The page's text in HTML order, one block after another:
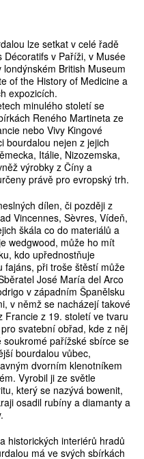
lze setkat v celé řadě
v Paříži, v Musée
British Museum
of the History of Medicine a
expozicích.
minulého století se
Reného Martineta ze
nebo Vivy Kingové
bourdalou nejen z jejich
Itálie, Nizozemska,
výrobky z Číny a
právě pro evropský trh.
dílen, či později z
Vincennes, Sèvres, Vídeň,
škála co do materiálů a
wedgwood, může ho mít
kdo upřednostňuje
fajáns, při troše štěstí může
José María del Arco
v západním Španělsku
v němž se nacházejí takové
z 19. století ve tvaru
svatební obřad, kde z něj
pařížské sbírce se
bourdalou vůbec,
dvorním klenotníkem
Vyrobil ji ze světle
který se nazývá bowenit,
osadil rubíny a diamanty a
historických interiérů hradů
má ve svých sbírkách